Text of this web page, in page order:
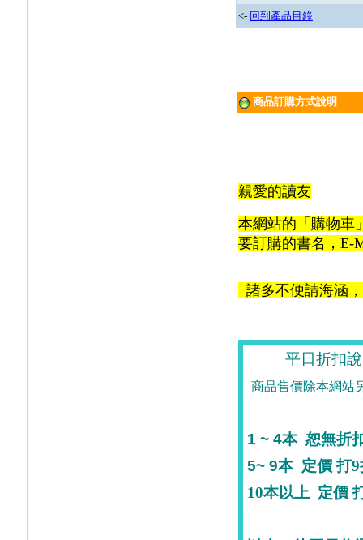
<- 回到產品目錄
商品訂購方式說明
親愛的讀友
本網站的「購物車
要訂購的書名，
諸多不便請海涵
平日折扣
商品售價除本網站
1 ~ 4本 恕無折
5~ 9本 定價 打9
10本以上 定價